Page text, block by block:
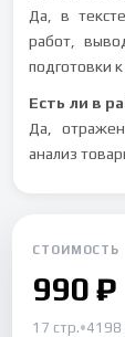
Да, в
работ,
подготовки
Есть ли в
Да,
анализ
СТОИМОСТЬ
990 ₽
17 стр.•4198